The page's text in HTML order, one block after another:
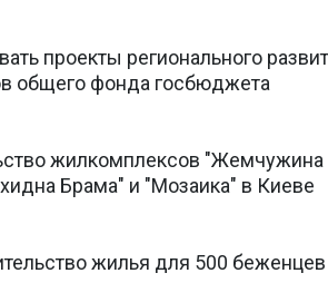
проекты регионального
общего фонда госбюджета
жилкомплексов "Жемчужина
Брама" и "Мозаика" в Киеве
жилья для 500